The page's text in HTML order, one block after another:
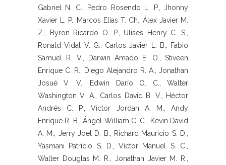
Gabriel N. C., Pedro Rosendo L. P., Jhonny
Xavier L. P., Marcos Elías T. Ch., Álex Javier M.
Z., Byron Ricardo O. P., Ulises Henry C. S.,
Ronald Vidal V. G., Carlos Javier L. B., Fabio
Samuel R. V., Darwin Amado E. O., Stiveen
Enrique C. R., Diego Alejandro R. A., Jonathan
Josué V. V., Edwin Darío O. C., Walter
Washington V. A., Carlos David B. V., Héctor
Andrés C. P., Víctor Jordan A. M., Andy
Enrique R. B., Ángel William C. C., Kevin David
A. M., Jerry Joel D. B., Richard Mauricio S. D.,
Yasmani Patricio S. D., Víctor Manuel S. C.,
Walter Douglas M. R., Jonathan Javier M. R.,